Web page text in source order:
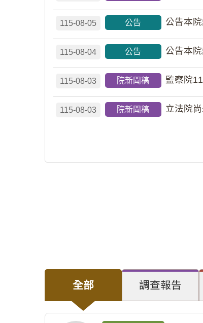
115-08-05 公告 公告本院
115-08-04 公告 公告本院
115-08-03 院新聞稿 監察院
115-08-03 院新聞稿 立法院
全部 調查報告